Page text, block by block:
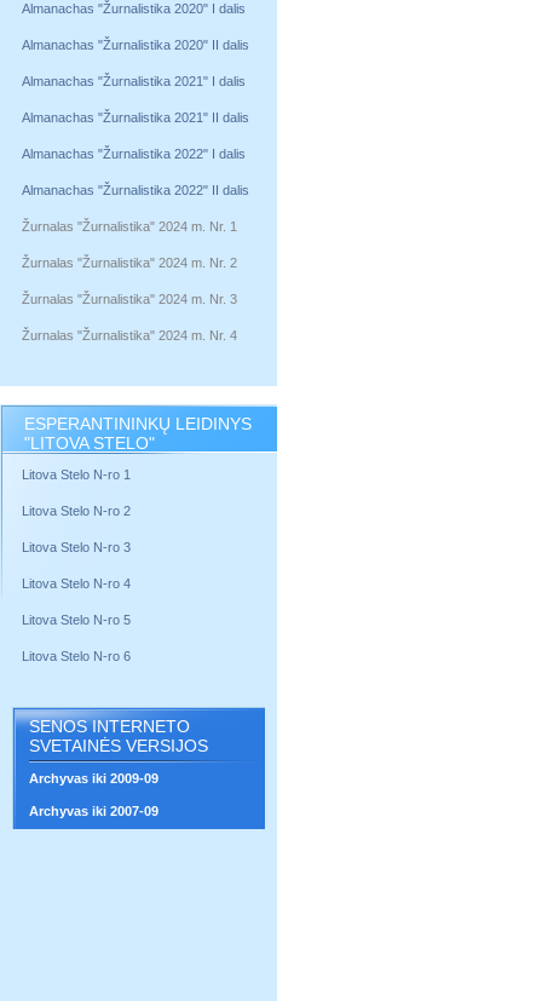
Almanachas "Žurnalistika 2020" I dalis
Almanachas "Žurnalistika 2020" II dalis
Almanachas "Žurnalistika 2021" I dalis
Almanachas "Žurnalistika 2021" II dalis
Almanachas "Žurnalistika 2022" I dalis
Almanachas "Žurnalistika 2022" II dalis
Žurnalas "Žurnalistika" 2024 m. Nr. 1
Žurnalas "Žurnalistika" 2024 m. Nr. 2
Žurnalas "Žurnalistika" 2024 m. Nr. 3
Žurnalas "Žurnalistika" 2024 m. Nr. 4
ESPERANTININKŲ LEIDINYS
"LITOVA STELO"
Litova Stelo N-ro 1
Litova Stelo N-ro 2
Litova Stelo N-ro 3
Litova Stelo N-ro 4
Litova Stelo N-ro 5
Litova Stelo N-ro 6
SENOS INTERNETO
SVETAINĖS VERSIJOS
Archyvas iki 2009-09
Archyvas iki 2007-09